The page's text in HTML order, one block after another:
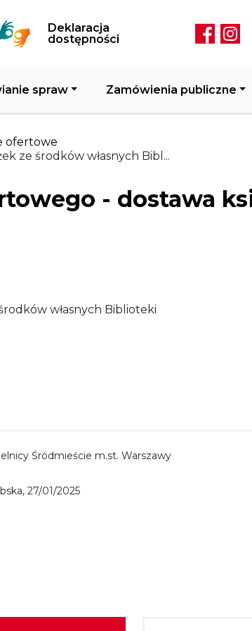
Deklaracja
dostępności
spraw Zamówienia publiczne
ofertowe
ze środków własnych Bibl...
- dostawa
własnych Biblioteki
Śródmieście m.st. Warszawy
27/01/2025